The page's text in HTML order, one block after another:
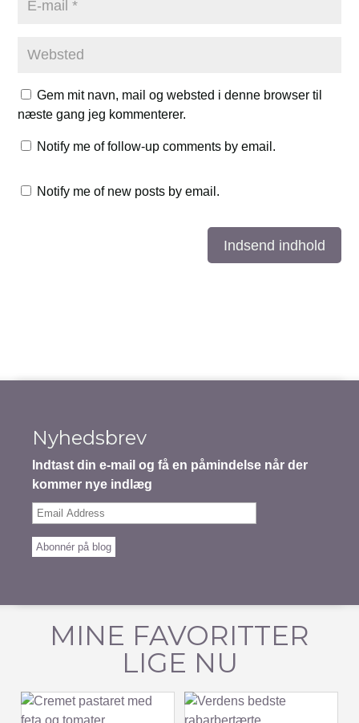
Gem mit navn, mail og websted i denne browser til
næste gang jeg kommenterer.
Notify me of follow-up comments by email.
Notify me of new posts by email.
Indsend indhold
Nyhedsbrev
Indtast din e-mail og få en påmindelse når der
kommer nye indlæg
Email
Abonnér på blog
MINE FAVORITTER
LIGE NU